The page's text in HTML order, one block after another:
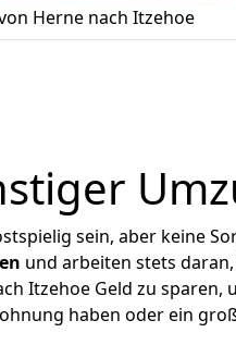
Herne nach Itzehoe
sein, aber keine
und arbeiten stets
Itzehoe Geld zu
haben oder ein